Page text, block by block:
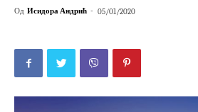
Од Исидора Андрић - 05/01/2020